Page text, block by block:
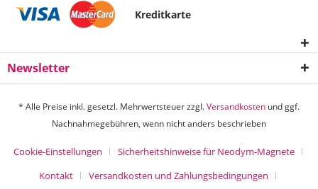
Kreditkarte
Newsletter
* Alle Preise inkl. gesetzl. Mehrwertsteuer zzgl.Versandkosten und ggf.
Nachnahmegebühren, wenn nicht anders beschrieben
Cookie-Einstellungen
Sicherheitshinweise für Neodym-Magnete
Kontakt
Versandkosten und Zahlungsbedingungen